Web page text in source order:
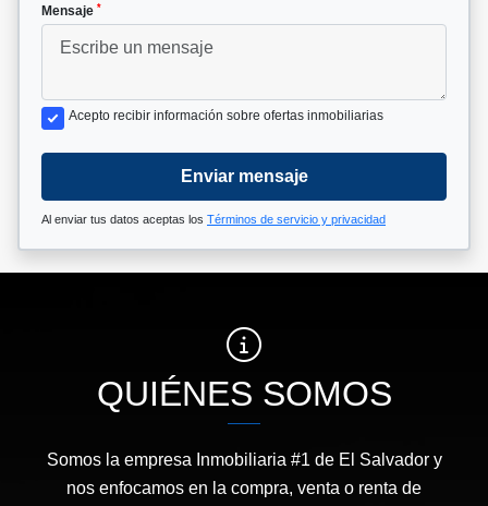
Mensaje *
Acepto recibir información sobre ofertas inmobiliarias
Enviar mensaje
Al enviar tus datos aceptas los Términos de servicio y privacidad
QUIÉNES SOMOS
Somos la empresa Inmobiliaria #1 de El Salvador y
nos enfocamos en la compra, venta o renta de